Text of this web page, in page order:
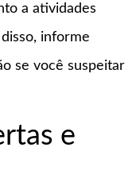
a atividades
informe
se você suspeitar
e